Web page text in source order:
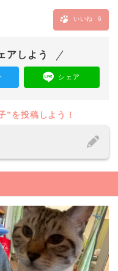
いいね 6
アしよう
シェア
”を投稿しよう！